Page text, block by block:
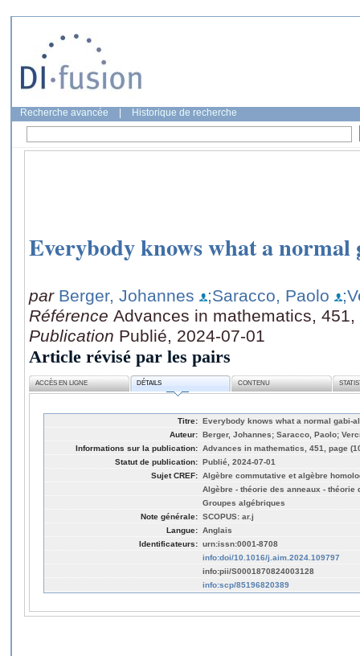
Recherche avancée Historique de recherche
Everybody knows what a normal
par Berger, Johannes ;Saracco, Paolo
Référence Advances in mathematics,
Publication Publié, 2024-07-01
Article révisé par les pairs
ACCÈS EN LIGNE DÉTAILS CONTENU
Titre: Everybody knows what a normal gabi-
Auteur: Berger, Johannes; Saracco, Paolo;
Informations sur la publication: Advances in mathematics, 451, page
Statut de publication: Publié, 2024-07-01
Sujet CREF: Algèbre commutative et algèbre
Algèbre - théorie des anneaux - théorie
Groupes algébriques
Note générale: SCOPUS: ar.j
Langue: Anglais
Identificateurs: urn:issn:0001-8708
info:doi/10.1016/j.aim.2024.109797
info:pii/S0001870824003128
info:scp/85196820389